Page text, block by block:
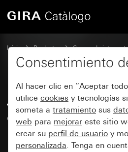
Inicio Productos Gamas de
Juegos de teclas basculantes para
Juego de tecla
elementos (3+3)
rotulación System
Consentimiento
Al hacer clic en “Aceptar
utilice cookies y tecnologías
someta a tratamiento sus
web para mejorar este sitio
crear su perfil de usuario y
personalizada. Tenga en